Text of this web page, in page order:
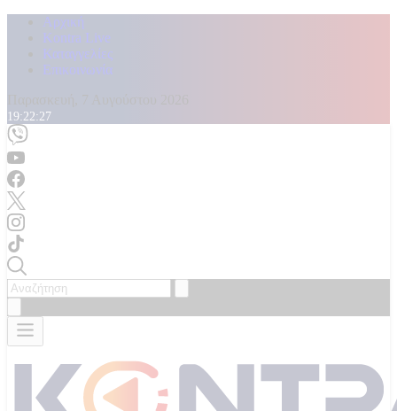
Αρχική
Kontra Live
Καταγγελίες
Επικοινωνία
19:22:28